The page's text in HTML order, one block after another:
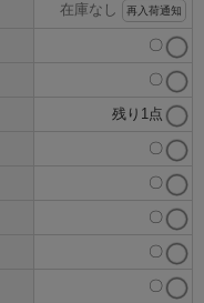
在庫なし 再入荷通知
〇
〇
残り1点
〇
〇
〇
〇
〇